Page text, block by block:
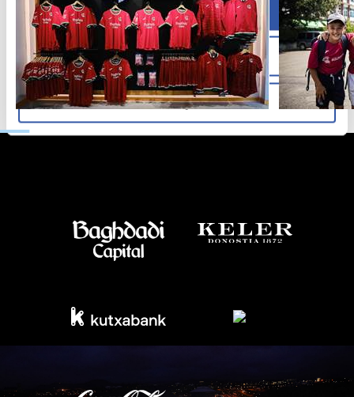
Allow all
Allow selection
Deny